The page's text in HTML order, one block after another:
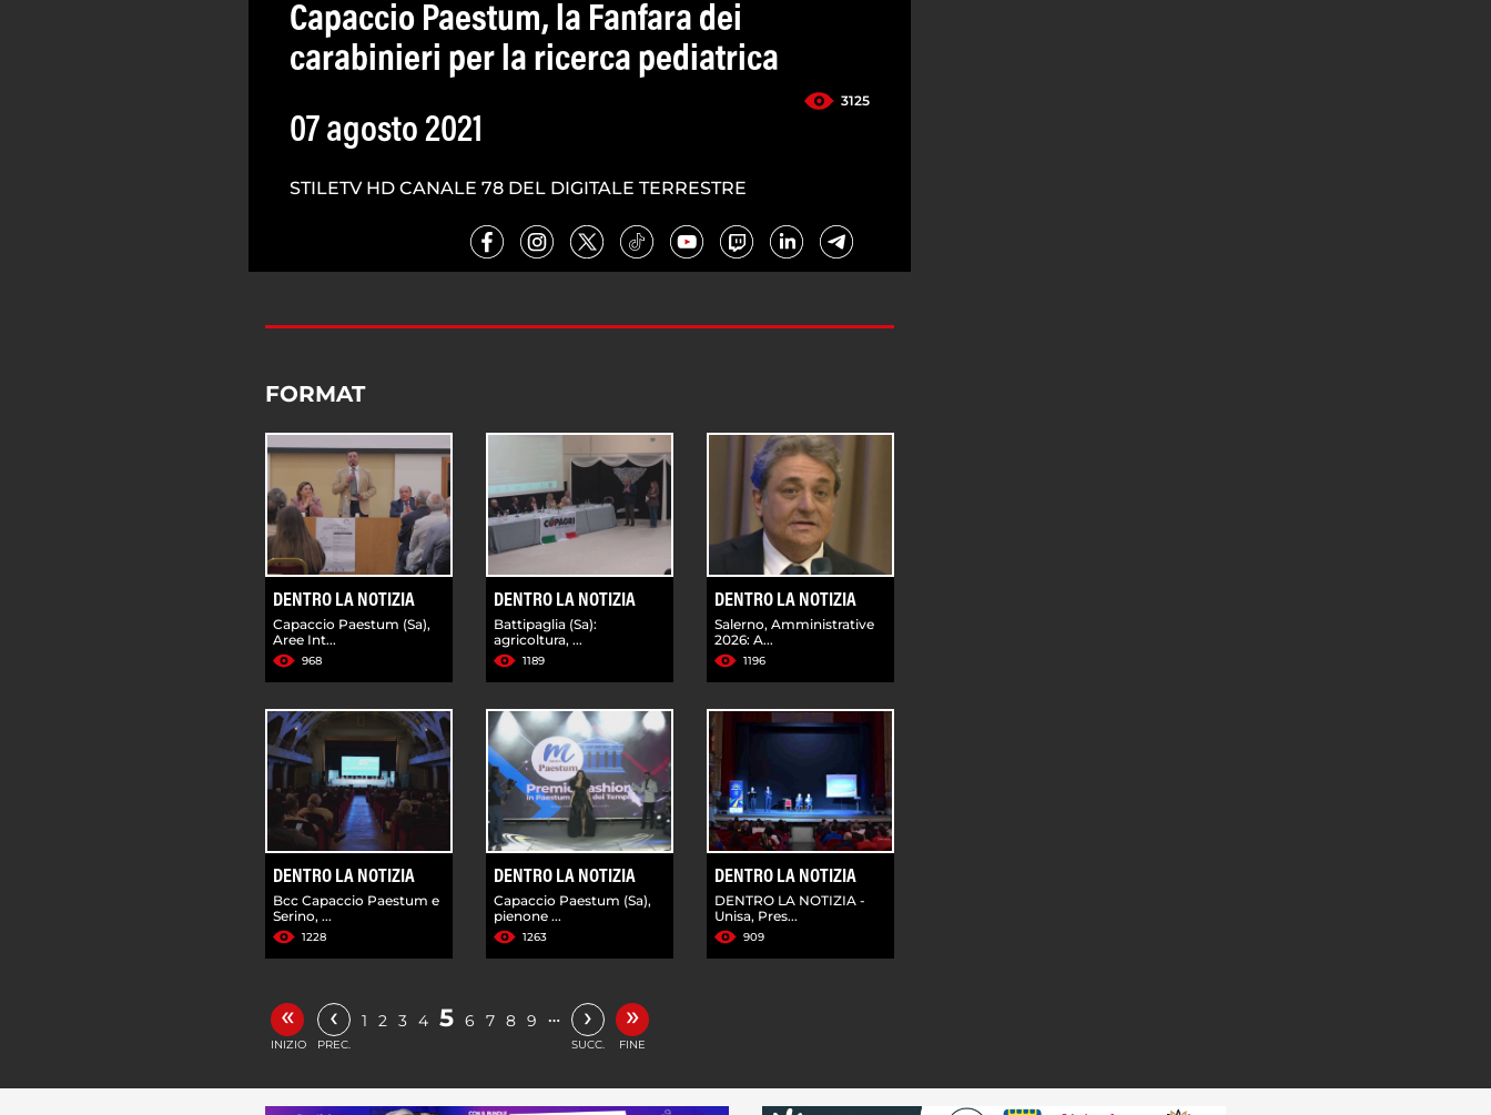
Capaccio Paestum, la Fanfara dei
carabinieri per la ricerca pediatrica
3125
07 agosto 2021
STILETV HD CANALE 78 DEL DIGITALE TERRESTRE
FORMAT
DENTRO LA NOTIZIA
Capaccio Paestum (Sa),
Aree Int...
968
DENTRO LA NOTIZIA
Battipaglia (Sa):
agricoltura, ...
1189
DENTRO LA NOTIZIA
Salerno, Amministrative
2026: A...
1196
DENTRO LA NOTIZIA
Bcc Capaccio Paestum e
Serino, ...
1228
DENTRO LA NOTIZIA
Capaccio Paestum (Sa),
pienone ...
1263
DENTRO LA NOTIZIA
DENTRO LA NOTIZIA -
Unisa, Pres...
909
«
INIZIO
‹
PREC.
1 2 3 4 5 6 7 8 9 … ›
SUCC.
»
FINE